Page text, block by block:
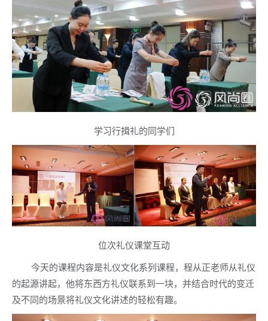
学习行揖礼的同学们
位次礼仪课堂互动
今天的课程内容是礼仪文化系列课程，程从正老师从礼仪
的起源讲起，他将东西方礼仪联系到一块，并结合时代的变迁
及不同的场景将礼仪文化讲述的轻松有趣。